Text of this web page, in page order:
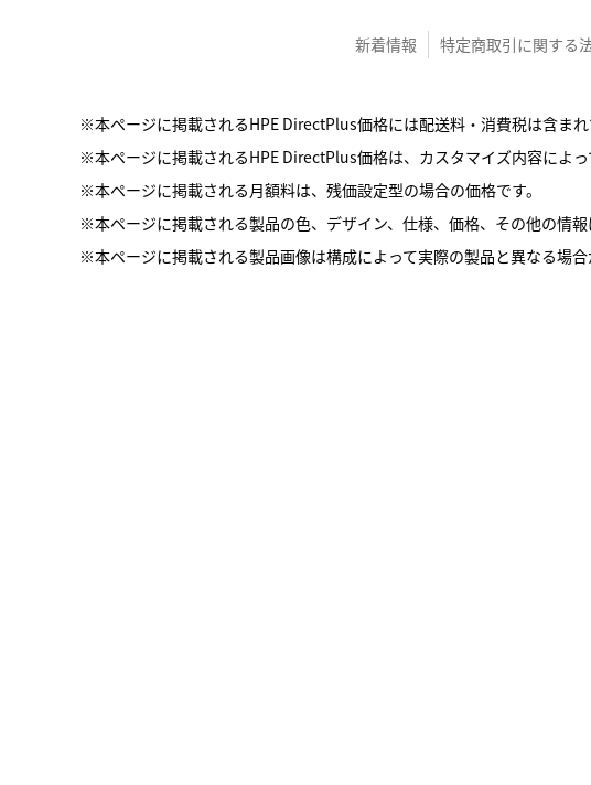
新着情報 特定商取引に関する
※本ページに掲載されるHPE DirectPlus価格には配送料・消費税は含ま
※本ページに掲載されるHPE DirectPlus価格は、カスタマイズ内容によ
※本ページに掲載される月額料は、残価設定型の場合の価格です。
※本ページに掲載される製品の色、デザイン、仕様、価格、その他の情報
※本ページに掲載される製品画像は構成によって実際の製品と異なる場合